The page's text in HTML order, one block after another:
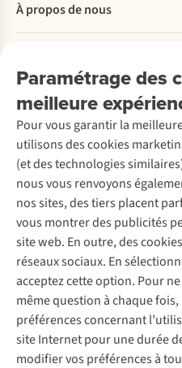
Paramétrage des
meilleure
Pour vous garantir la
utilisons des cookies
(et des technologies
nous vous renvoyons
nos sites, des tiers placent
vous montrer des publicités
site web. En outre, des
réseaux sociaux. En
acceptez cette option. Pour
même question à chaque
préférences concernant
site Internet pour une durée
modifier vos préférences à
Commander
Payer
Retourner
Rétractation d'une commande
Entretien & réparations
Garantie
Contactez-nous
À propos de nous
Entreprise responsable
À propos d’Ayacucho
Nos magasins
À propos d’A.S.Adventure
Déclaration d'accessibilité
Location / Location sports d’hiver
Seconde-main
Entretien de ski
Service de lavage
Entretien de chaussures
Réparation de chaussures
Réparation de vêtements
Retouches
Pour les entreprises
Découvrez
A.S.Magazine
Explore Camp
Expertise & conseils
Abonnez-vous à la newsletter